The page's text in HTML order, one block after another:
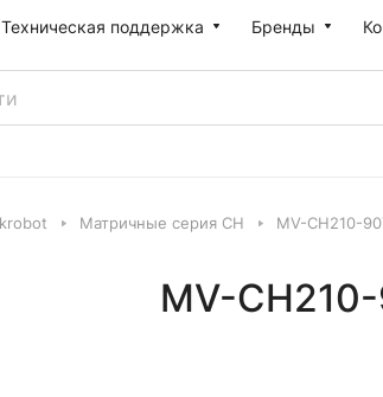
Техническая поддержка Бренды
Матричные серия CH MV-CH210-
MV-